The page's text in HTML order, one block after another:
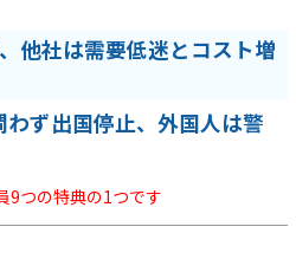
他社は需要低迷とコスト増
ず出国停止、外国人は警
9つの特典の1つです